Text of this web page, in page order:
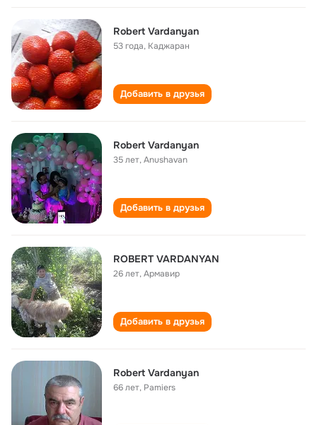
Robert Vardanyan
53 года, Каджаран
Добавить в друзья
Robert Vardanyan
35 лет,Anushavan
Добавить в друзья
ROBERT VARDANYAN
26 лет,Армавир
Добавить в друзья
Robert Vardanyan
66 лет, Pamiers